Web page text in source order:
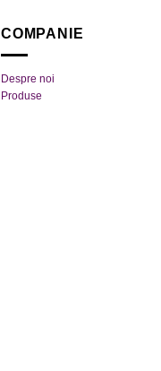
COMPANIE
Despre noi
Produse